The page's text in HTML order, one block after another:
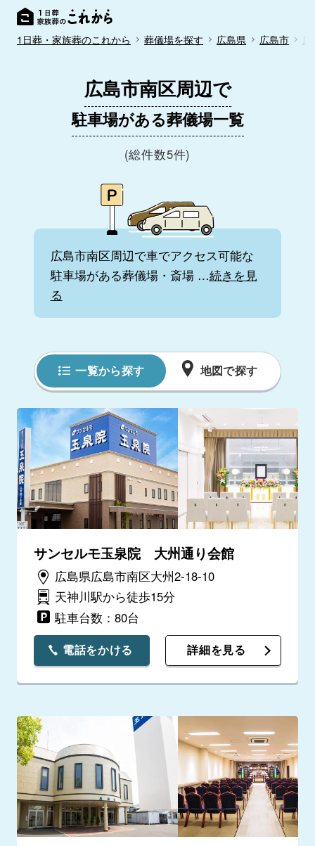
1日葬・家族葬のこれから 葬儀場を探す 広島県 広島市
広島市南区周辺で
駐車場がある葬儀場一覧
(総件数5件)
広島市南区周辺で車でアクセス可能な
駐車場がある葬儀場・斎場 …続きを見
る
一覧から探す 地図で探す
サンセルモ玉泉院 大州通り会館
広島県広島市南区大州2-18-10
天神川駅から徒歩15分
駐車台数：80台
電話をかける 詳細を見る